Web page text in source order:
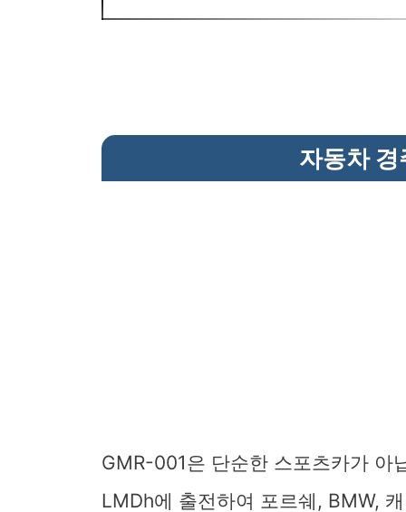
자동차
GMR-001은 단순한 스포츠카가 아
LMDh에 출전하여 포르쉐, BMW,